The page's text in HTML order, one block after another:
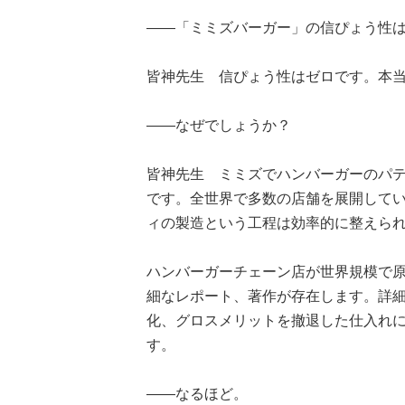
——「ミミズバーガー」の信ぴょう性
皆神先生 信ぴょう性はゼロです。本
——なぜでしょうか？
皆神先生 ミミズでハンバーガーのパ
です。全世界で多数の店舗を展開して
ィの製造という工程は効率的に整えら
ハンバーガーチェーン店が世界規模で
細なレポート、著作が存在します。詳
化、グロスメリットを撤退した仕入れ
す。
——なるほど。